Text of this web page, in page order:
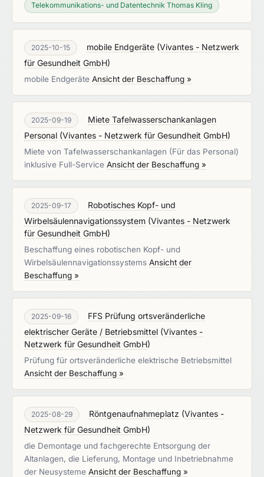
Telekommunikations- und Datentechnik Thomas Kling
2025-10-15 mobile Endgeräte (Vivantes - Netzwerk
für Gesundheit GmbH)
mobile Endgeräte Ansicht der Beschaffung »
2025-09-19
Miete Tafelwasserschankanlagen
Personal (Vivantes - Netzwerk für Gesundheit GmbH)
Miete von Tafelwasserschankanlagen (Für das Personal)
inklusive Full-Service Ansicht der Beschaffung »
2025-09-17
Robotisches Kopf- und
Wirbelsäulennavigationssystem (Vivantes - Netzwerk
für Gesundheit GmbH)
Beschaffung eines robotischen Kopf- und
Wirbelsäulennavigationssystems Ansicht der
Beschaffung »
2025-09-16
FFS Prüfung ortsveränderliche
elektrischer Geräte / Betriebsmittel (Vivantes -
Netzwerk für Gesundheit GmbH)
Prüfung für ortsveränderliche elektrische Betriebsmittel
Ansicht der Beschaffung »
2025-08-29 Röntgenaufnahmeplatz (Vivantes -
Netzwerk für Gesundheit GmbH)
die Demontage und fachgerechte Entsorgung der
Altanlagen, die Lieferung, Montage und Inbetriebnahme
der Neusysteme Ansicht der Beschaffung »